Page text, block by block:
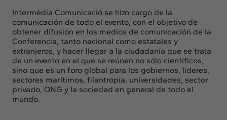
Intermèdia Comunicació se hizo cargo de la
comunicación de todo el evento, con el objetivo de
obtener difusión en los medios de comunicación de la
Conferencia, tanto nacional como estatales y
extranjeros, y hacer llegar a la ciudadanía que se trata
de un evento en el que se reúnen no sólo científicos,
sino que es un foro global para los gobiernos, líderes,
sectores marítimos, filantropía, universidades, sector
privado, ONG y la sociedad en general de todo el
mundo.